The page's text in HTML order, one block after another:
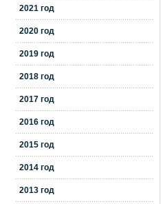
2021 год
2020 год
2019 год
2018 год
2017 год
2016 год
2015 год
2014 год
2013 год